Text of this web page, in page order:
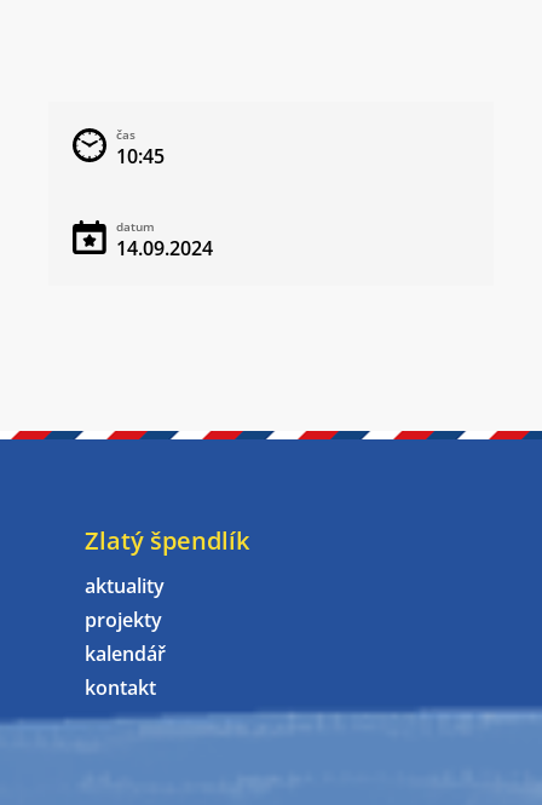
čas
10:45
datum
14.09.2024
Zlatý špendlík
aktuality
projekty
kalendář
kontakt